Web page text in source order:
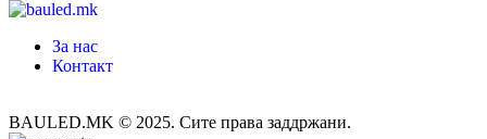
За нас
Контакт
BAULED.MK © 2025. Сите права заддржани.